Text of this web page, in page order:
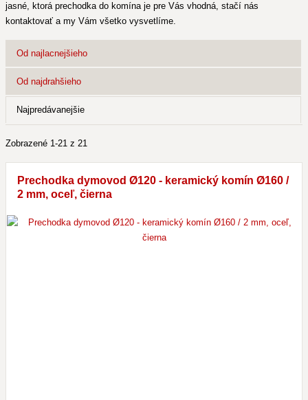
jasné, ktorá prechodka do komína je pre Vás vhodná, stačí nás
kontaktovať a my Vám všetko vysvetlíme.
Od najlacnejšieho
Od najdrahšieho
Najpredávanejšie
Zobrazené 1-21 z 21
Prechodka dymovod Ø120 - keramický komín Ø160 /
2 mm, oceľ, čierna